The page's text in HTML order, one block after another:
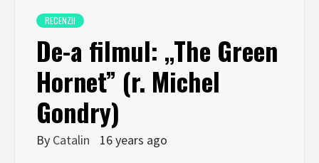
RECENZII
De-a filmul: „The Green
Hornet” (r. Michel
Gondry)
By Catalin 16 years ago